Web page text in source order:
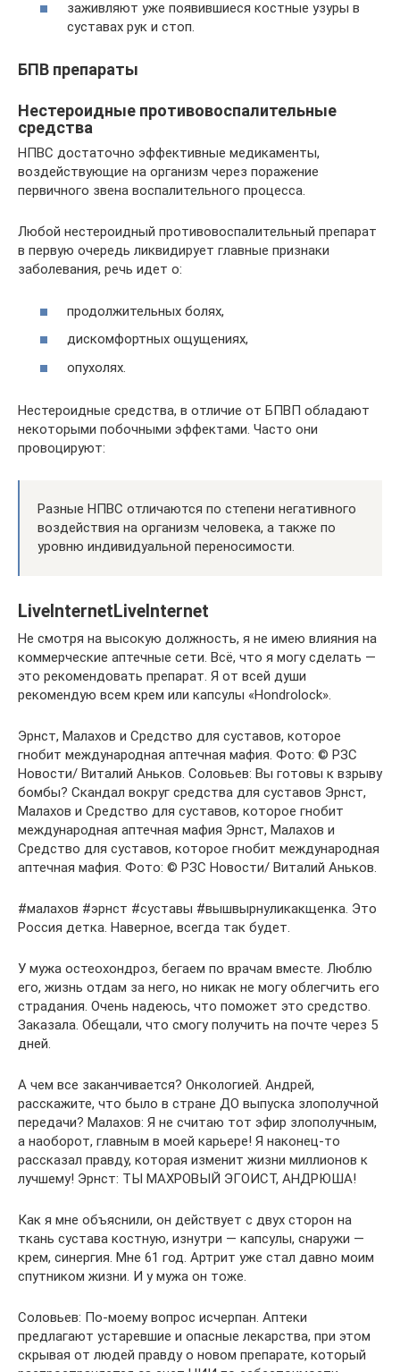
заживляют уже появившиеся костные узуры в
суставах рук и стоп.
БПВ препараты
Нестероидные противовоспалительные
средства
НПВС достаточно эффективные медикаменты,
воздействующие на организм через поражение
первичного звена воспалительного процесса.
Любой нестероидный противовоспалительный препарат
в первую очередь ликвидирует главные признаки
заболевания, речь идет о:
продолжительных болях,
дискомфортных ощущениях,
опухолях.
Нестероидные средства, в отличие от БПВП обладают
некоторыми побочными эффектами. Часто они
провоцируют:
Разные НПВС отличаются по степени негативного
воздействия на организм человека, а также по
уровню индивидуальной переносимости.
LiveInternetLiveInternet
Не смотря на высокую должность, я не имею влияния на
коммерческие аптечные сети. Всё, что я могу сделать —
это рекомендовать препарат. Я от всей души
рекомендую всем крем или капсулы «Hondrolock».
Эрнст, Малахов и Средство для суставов, которое
гнобит международная аптечная мафия. Фото: © РЗС
Новости/ Виталий Аньков. Соловьев: Вы готовы к взрыву
бомбы? Скандал вокруг средства для суставов Эрнст,
Малахов и Средство для суставов, которое гнобит
международная аптечная мафия Эрнст, Малахов и
Средство для суставов, которое гнобит международная
аптечная мафия. Фото: © РЗС Новости/ Виталий Аньков.
#малахов #эрнст #суставы #вышвырнуликакщенка. Это
Россия детка. Наверное, всегда так будет.
У мужа остеохондроз, бегаем по врачам вместе. Люблю
его, жизнь отдам за него, но никак не могу облегчить его
страдания. Очень надеюсь, что поможет это средство.
Заказала. Обещали, что смогу получить на почте через 5
дней.
А чем все заканчивается? Онкологией. Андрей,
расскажите, что было в стране ДО выпуска злополучной
передачи? Малахов: Я не считаю тот эфир злополучным,
а наоборот, главным в моей карьере! Я наконец-то
рассказал правду, которая изменит жизни миллионов к
лучшему! Эрнст: ТЫ МАХРОВЫЙ ЭГОИСТ, АНДРЮША!
Как я мне объяснили, он действует с двух сторон на
ткань сустава костную, изнутри — капсулы, снаружи —
крем, синергия. Мне 61 год. Артрит уже стал давно моим
спутником жизни. И у мужа он тоже.
Соловьев: По-моему вопрос исчерпан. Аптеки
предлагают устаревшие и опасные лекарства, при этом
скрывая от людей правду о новом препарате, который